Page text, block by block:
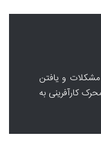
و یافتن
کارآفرینی به